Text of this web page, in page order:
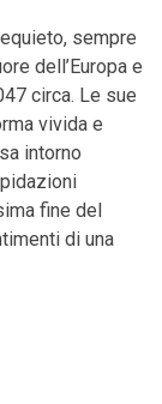
sempre
dell’Europa e
circa. Le sue
vivida e
intorno
fine del
di una